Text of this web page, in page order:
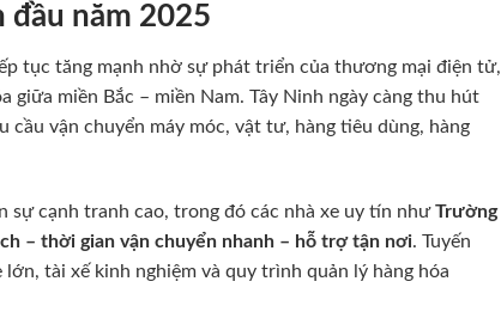
đầu năm 2025
tục tăng mạnh nhờ sự phát triển của thương mại điện tử,
giữa miền Bắc – miền Nam. Tây Ninh ngày càng thu hút
vận chuyển máy móc, vật tư, hàng tiêu dùng, hàng
sự cạnh tranh cao, trong đó các nhà xe uy tín nhưTrường
– thời gian vận chuyển nhanh – hỗ trợ tận nơi. Tuyến
tài xế kinh nghiệm và quy trình quản lý hàng hóa